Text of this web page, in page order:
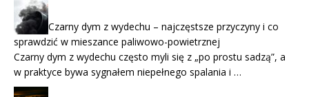
Czarny dym z wydechu – najczęstsze przyczyny i co
sprawdzić w mieszance paliwowo-powietrznej
Czarny dym z wydechu często myli się z „po prostu sadzą”, a
w praktyce bywa sygnałem niepełnego spalania i …